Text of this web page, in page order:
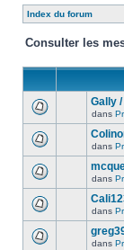
Index du forum
Consulter les
Gally
dans
dans
dans
dans
dans